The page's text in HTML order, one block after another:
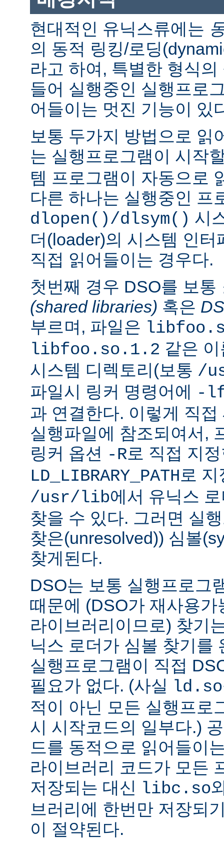
현대적인 유닉스류에는
의 동적 링킹/로딩
라고 하여, 특별한 형식
들어 실행중인 실행프로
어들이는 멋진 기능이 있
보통 두가지 방법으로 읽
는 실행프로그램이 시작
템 프로그램이 자동으로
다른 하나는 실행중인 프
dlopen()/dlsym() 시
더(loader)의 시스템 인
직접 읽어들이는 경우다.
첫번째 경우 DSO를 보통
(shared libraries) 혹은
부르며, 파일은
libfoo.so.1.2 같은
시스템 디렉토리(보통 /
파일시 링커 명령어에
-
과 연결한다. 이렇게 직
실행파일에 참조되여서,
링커 옵션 -R로 직접 지
LD_LIBRARY_PATH 로
/usr/lib에서 유닉스
찾을 수 있다. 그러면 실
찾은(unresolved)) 심볼
찾게된다.
DSO는 보통 실행프로그
때문에 (DSO가 재사용
라이브러리이므로) 찾기
닉스 로더가 심볼 찾기를
실행프로그램이 직접
필요가 없다. (사실
ld.so
적이 아닌 모든 실행프로
시 시작코드의 일부다.)
드를 동적으로 읽어들이
라이브러리 코드가 모든
저장되는 대신
libc.so
브러리에 한번만 저장되
이 절약된다.